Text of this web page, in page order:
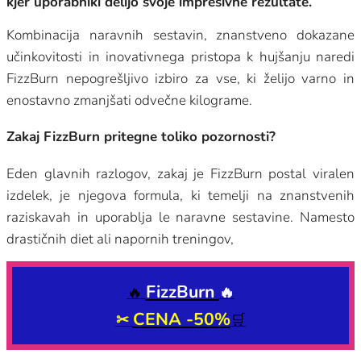
Kombinacija naravnih sestavin, znanstveno dokazane
učinkovitosti in inovativnega pristopa k hujšanju naredi
FizzBurn nepogrešljivo izbiro za vse, ki želijo varno in
enostavno zmanjšati odvečne kilograme.
Zakaj FizzBurn pritegne toliko pozornosti?
Eden glavnih razlogov, zakaj je FizzBurn postal viralen
izdelek, je njegova formula, ki temelji na znanstvenih
raziskavah in uporablja le naravne sestavine. Namesto
drastičnih diet ali napornih treningov,
🔥 FizzBurn 🔥
✂ CENA -50%🛒